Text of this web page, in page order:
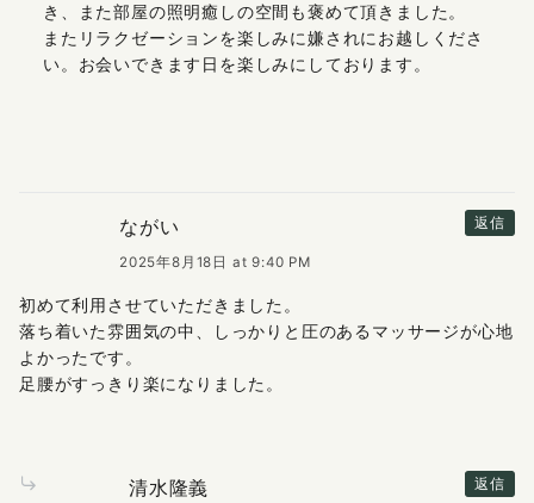
き、また部屋の照明癒しの空間も褒めて頂きました。
またリラクゼーションを楽しみに嫌されにお越しくださ
い。お会いできます日を楽しみにしております。
返信
ながい
2025年8月18日 at 9:40 PM
初めて利用させていただきました。
落ち着いた雰囲気の中、しっかりと圧のあるマッサージが心地
よかったです。
足腰がすっきり楽になりました。
返信
清水隆義